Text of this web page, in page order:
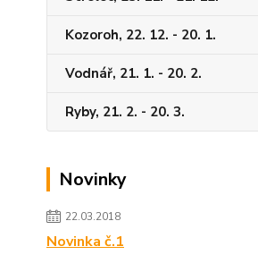
Kozoroh, 22. 12. - 20. 1.
Vodnář, 21. 1. - 20. 2.
Ryby, 21. 2. - 20. 3.
Novinky
22.03.2018
Novinka č.1